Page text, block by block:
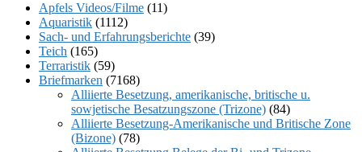
Apfels Videos/Filme (11)
Aquaristik (1112)
Sach- und Erfahrungsberichte (39)
Teich (165)
Terraristik (59)
Briefmarken (7168)
Alliierte Besetzung, amerikanische, britische u.
sowjetische Besatzungszone (Trizone) (84)
Alliierte Besetzung-Amerikanische und Britische Zone
(Bizone) (78)